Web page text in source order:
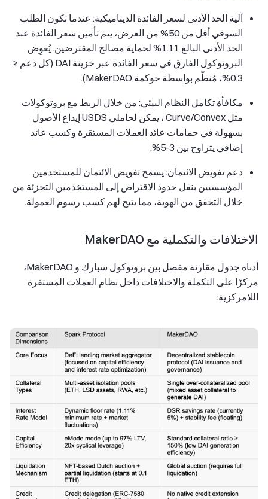
آلية الحد الأدنى لسعر الفائدة الديناميكية: عندما تكون الطلب
السوقي أقل من 50% من العرض، يتم تأمين سعر الفائدة عند
الحد الأدنى البالغ 1.11% لحماية مصالح المقترضين. يُعوِض
البروتوكول الفارق في سعر الفائدة عبر خزينة DAI (كل دعم ≤
0.3%، مُنظّم بواسطة حوكمة MakerDAO).
مكافأة تكامل النظام البيئي: من خلال الربط مع بروتوكولات
مثل Curve/Convex ، يمكن لحاملي USDS إيداع الأصول
بسهولة في حمامات عائد العملات المستقرة وكسب عائد
إضافي يتراوح بين 3-5%.
دعم تفويض الائتمان: يسمح تفويض الائتمان للمستخدمين
المؤسسيين بنقل حدود الاقتراض إلى المستخدمين التجزئة من
خلال التحقق من الهوية، مما يتيح لهم كسب رسوم العمولة.
الاختلافات والتكملية مع MakerDAO
أدناه جدول مقارنة مفصل بين بروتوكول سبارك و MakerDAO،
مركزًا على التكملة والاختلافات داخل نظام العملات المستقرة
اللامركزية: